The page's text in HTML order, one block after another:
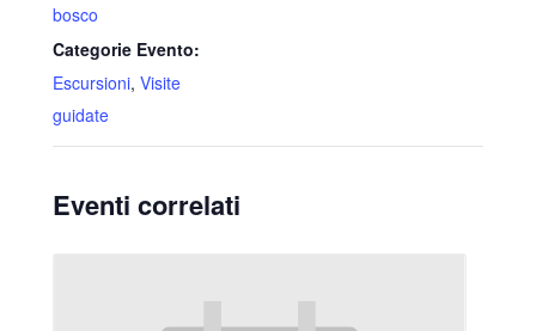
bosco
Categorie Evento:
Escursioni, Visite
guidate
Eventi correlati